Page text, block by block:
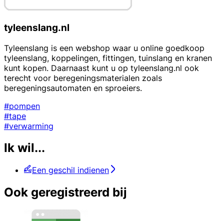
tyleenslang.nl
Tyleenslang is een webshop waar u online goedkoop
tyleenslang, koppelingen, fittingen, tuinslang en kranen
kunt kopen. Daarnaast kunt u op tyleenslang.nl ook
terecht voor beregeningsmaterialen zoals
beregeningsautomaten en sproeiers.
#pompen
#tape
#verwarming
Ik wil...
Een geschil indienen
Ook geregistreerd bij